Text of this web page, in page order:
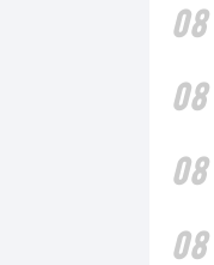
08
08
08
08